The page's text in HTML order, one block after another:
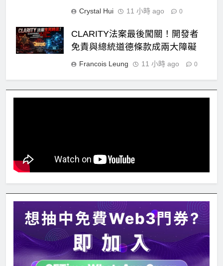
Crystal Hui 11 小時 ago 0
CLARITY法案最後闖關！開發者
免責與總統道德條款成兩大障礙
Francois Leung 11 小時 ago 0